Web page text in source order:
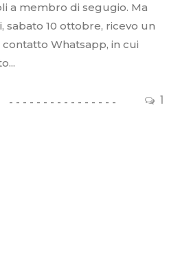
1
a membro di segugio. Ma
sabato 10 ottobre, ricevo un
Whatsapp, in cui